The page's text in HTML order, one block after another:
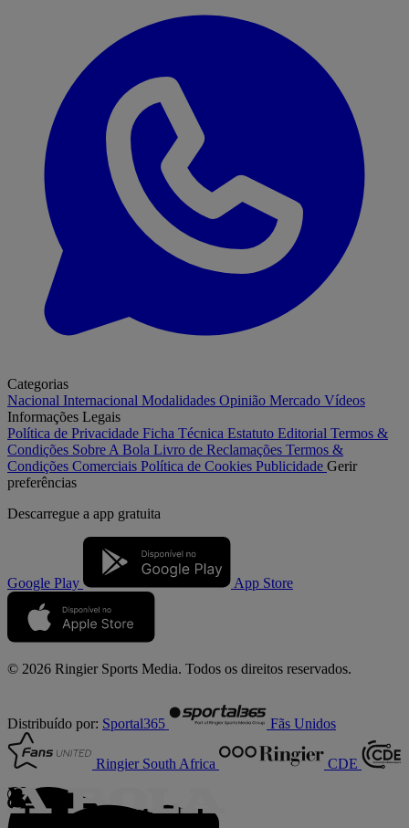
Categorias
Nacional Internacional Modalidades Opinião Mercado Vídeos
Informações Legais
Política de Privacidade Ficha Técnica Estatuto Editorial Termos &
Condições Sobre A Bola Livro de Reclamações Termos &
Condições Comerciais Política de Cookies Publicidade Gerir
preferências
Descarregue a app gratuita
Google Play App Store
© 2026 Ringier Sports Media. Todos os direitos reservados.
Distribuído por: Sportal365 Fãs Unidos
Ringier South Africa CDE